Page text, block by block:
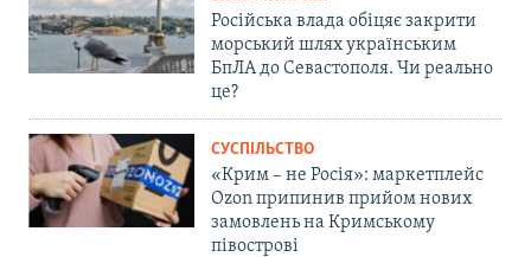
Російська влада обіцяє закрити
морський шлях українським
БпЛА до Севастополя. Чи реально
це?
СУСПІЛЬСТВО
«Крим – не Росія»: маркетплейс
Ozon припинив прийом нових
замовлень на Кримському
півострові